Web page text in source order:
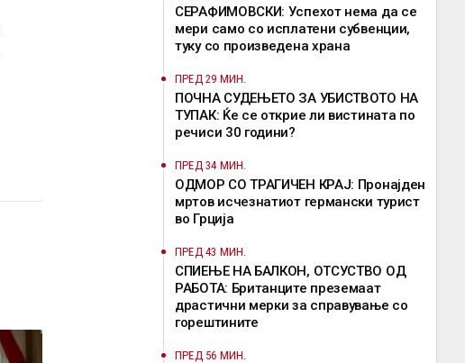
СЕРАФИМОВСКИ: Успехот нема да се
мери само со исплатени субвенции,
туку со произведена храна
ПРЕД 29 МИН.
ПОЧНА СУДЕЊЕТО ЗА УБИСТВОТО НА
ТУПАК: Ќе се открие ли вистината по
речиси 30 години?
ПРЕД 34 МИН.
ОДМОР СО ТРАГИЧЕН КРАЈ: Пронајден
мртов исчезнатиот германски турист
во Грција
ПРЕД 43 МИН.
СПИЕЊЕ НА БАЛКОН, ОТСУСТВО ОД
РАБОТА: Британците преземаат
драстични мерки за справување со
горештините
ПРЕД 56 МИН.